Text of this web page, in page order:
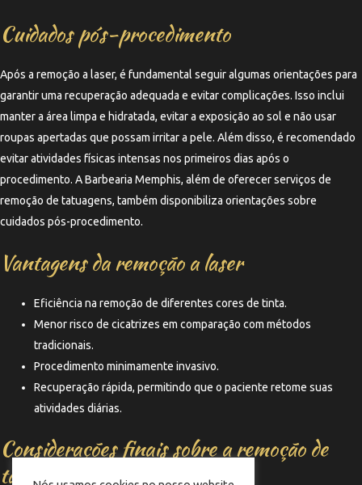
Cuidados pós-procedimento
Após a remoção a laser, é fundamental seguir algumas orientações para
garantir uma recuperação adequada e evitar complicações. Isso inclui
manter a área limpa e hidratada, evitar a exposição ao sol e não usar
roupas apertadas que possam irritar a pele. Além disso, é recomendado
evitar atividades físicas intensas nos primeiros dias após o
procedimento. A Barbearia Memphis, além de oferecer serviços de
remoção de tatuagens, também disponibiliza orientações sobre
cuidados pós-procedimento.
Vantagens da remoção a laser
Eficiência na remoção de diferentes cores de tinta.
Menor risco de cicatrizes em comparação com métodos
tradicionais.
Procedimento minimamente invasivo.
Recuperação rápida, permitindo que o paciente retome suas
atividades diárias.
Considerações finais sobre a remoção de
tatuagens